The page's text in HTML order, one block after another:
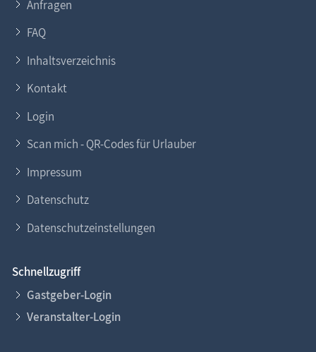
Anfragen
FAQ
Inhaltsverzeichnis
Kontakt
Login
Scan mich - QR-Codes für Urlauber
Impressum
Datenschutz
Datenschutzeinstellungen
Schnellzugriff
Gastgeber-Login
Veranstalter-Login